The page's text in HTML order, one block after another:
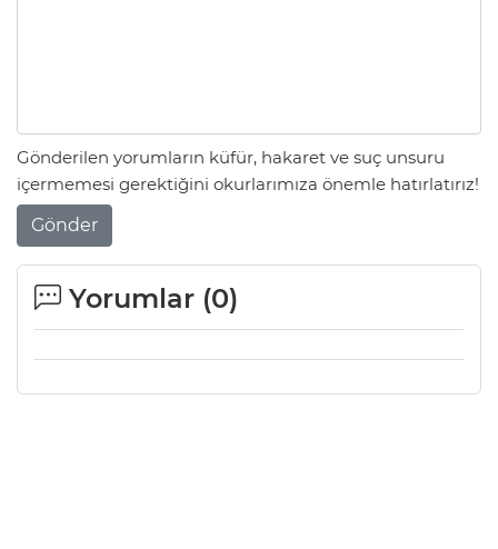
Gönderilen yorumların küfür, hakaret ve suç unsuru
içermemesi gerektiğini okurlarımıza önemle hatırlatırız!
Gönder
Yorumlar (0)